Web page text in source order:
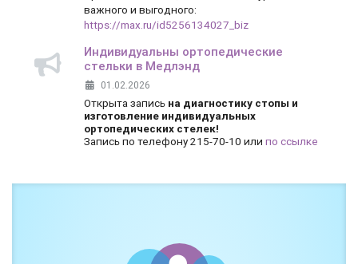
важного и выгодного:
https://max.ru/id5256134027_biz
Индивидуальны ортопедические
стельки в Медлэнд
01.02.2026
Открыта запись на диагностику стопы и
изготовление индивидуальных
ортопедических стелек!
Запись по телефону 215-70-10 или по ссылке